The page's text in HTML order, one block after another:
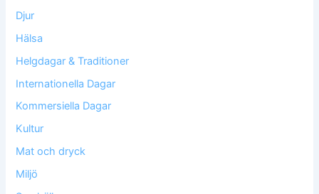
Djur
Hälsa
Helgdagar & Traditioner
Internationella Dagar
Kommersiella Dagar
Kultur
Mat och dryck
Miljö